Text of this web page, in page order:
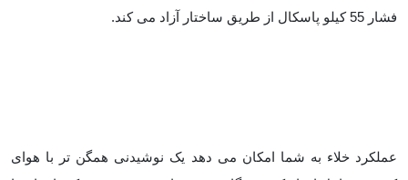
فشار 55 کیلو پاسکال از طریق ساختار آزاد می کند.
عملکرد خلاء به شما امکان می دهد یک نوشیدنی همگن تر با هوای